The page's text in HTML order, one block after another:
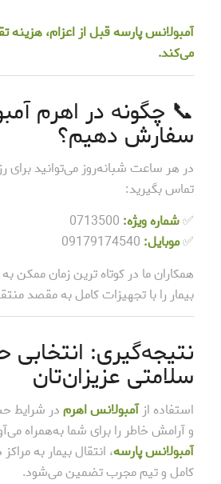
آمبولانس پارسه قبل از اعزام، هزینه
می‌کند.
📞 چگونه در اهرم
سفارش دهیم؟
در هر ساعت شبانه‌روز می‌توانید برای
تماس بگیرید:
✅شماره ویژه:
✅موبایل:
همکاران ما در کوتاه ترین زمان ممکن
بیمار را با تجهیزات کامل به مقصد
نتیجه‌گیری: انتخابی
سلامتی عزیزان‌تان
استفاده ازآمبولانس اهرمدر شرایط
و آرامش خاطر را برای شما به‌همراه
آمبولانس پارسه، انتقال بیمار به
کامل و تیم مجرب تضمین می‌شود.